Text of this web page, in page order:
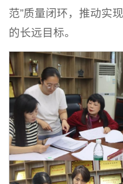
范”质量闭环，推动实
的长远目标。